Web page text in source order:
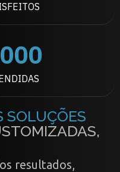
SOLUÇÕES
resultados,